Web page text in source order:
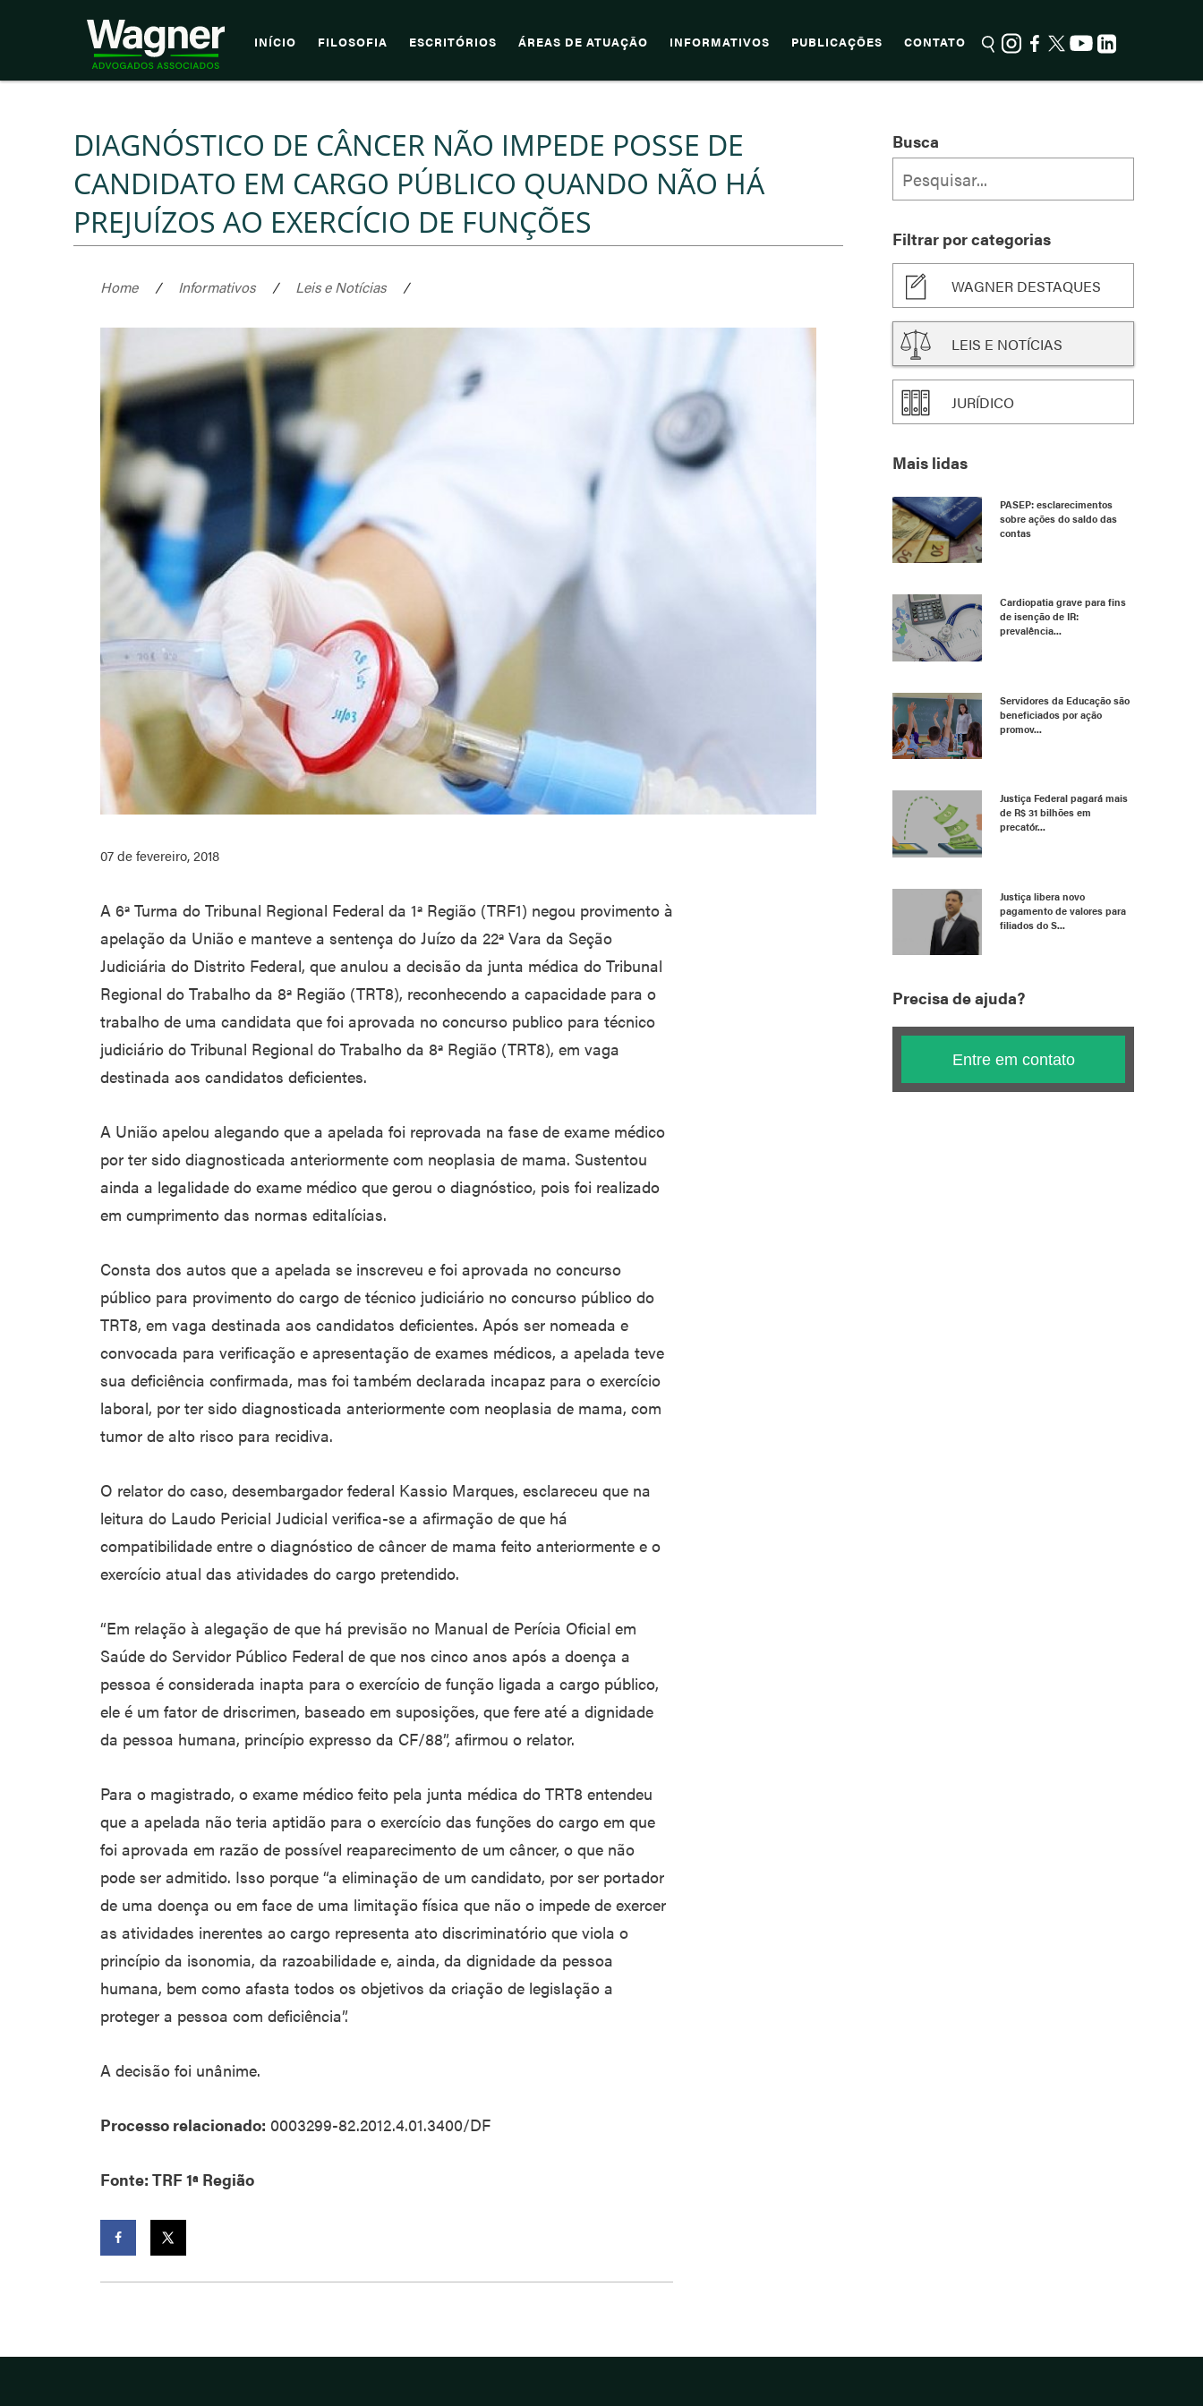
INÍCIO FILOSOFIA ESCRITÓRIOS ÁREAS DE ATUAÇÃO INFORMATIVOS PUBLICAÇÕES CONTATO
DIAGNÓSTICO DE CÂNCER NÃO IMPEDE POSSE DE
CANDIDATO EM CARGO PÚBLICO QUANDO NÃO HÁ
PREJUÍZOS AO EXERCÍCIO DE FUNÇÕES
Home / Informativos / Leis e Notícias /
07 de fevereiro, 2018
A 6ª Turma do Tribunal Regional Federal da 1ª Região (TRF1) negou provimento à
apelação da União e manteve a sentença do Juízo da 22ª Vara da Seção
Judiciária do Distrito Federal, que anulou a decisão da junta médica do Tribunal
Regional do Trabalho da 8ª Região (TRT8), reconhecendo a capacidade para o
trabalho de uma candidata que foi aprovada no concurso publico para técnico
judiciário do Tribunal Regional do Trabalho da 8ª Região (TRT8), em vaga
destinada aos candidatos deficientes.
A União apelou alegando que a apelada foi reprovada na fase de exame médico
por ter sido diagnosticada anteriormente com neoplasia de mama. Sustentou
ainda a legalidade do exame médico que gerou o diagnóstico, pois foi realizado
em cumprimento das normas editalícias.
Consta dos autos que a apelada se inscreveu e foi aprovada no concurso
público para provimento do cargo de técnico judiciário no concurso público do
TRT8, em vaga destinada aos candidatos deficientes. Após ser nomeada e
convocada para verificação e apresentação de exames médicos, a apelada teve
sua deficiência confirmada, mas foi também declarada incapaz para o exercício
laboral, por ter sido diagnosticada anteriormente com neoplasia de mama, com
tumor de alto risco para recidiva.
O relator do caso, desembargador federal Kassio Marques, esclareceu que na
leitura do Laudo Pericial Judicial verifica-se a afirmação de que há
compatibilidade entre o diagnóstico de câncer de mama feito anteriormente e o
exercício atual das atividades do cargo pretendido.
“Em relação à alegação de que há previsão no Manual de Perícia Oficial em
Saúde do Servidor Público Federal de que nos cinco anos após a doença a
pessoa é considerada inapta para o exercício de função ligada a cargo público,
ele é um fator de driscrimen, baseado em suposições, que fere até a dignidade
da pessoa humana, princípio expresso da CF/88”, afirmou o relator.
Para o magistrado, o exame médico feito pela junta médica do TRT8 entendeu
que a apelada não teria aptidão para o exercício das funções do cargo em que
foi aprovada em razão de possível reaparecimento de um câncer, o que não
pode ser admitido. Isso porque “a eliminação de um candidato, por ser portador
de uma doença ou em face de uma limitação física que não o impede de exercer
as atividades inerentes ao cargo representa ato discriminatório que viola o
princípio da isonomia, da razoabilidade e, ainda, da dignidade da pessoa
humana, bem como afasta todos os objetivos da criação de legislação a
proteger a pessoa com deficiência”.
A decisão foi unânime.
Processo relacionado: 0003299-82.2012.4.01.3400/DF
Fonte: TRF 1ª Região
Busca
Filtrar por categorias
WAGNER DESTAQUES
LEIS E NOTÍCIAS
JURÍDICO
Mais lidas
PASEP: esclarecimentos
sobre ações do saldo das
contas
Cardiopatia grave para fins
de isenção de IR:
prevalência...
Servidores da Educação são
beneficiados por ação
promov...
Justiça Federal pagará mais
de R$ 31 bilhões em
precatór...
Justiça libera novo
pagamento de valores para
filiados do S...
Precisa de ajuda?
Entre em contato